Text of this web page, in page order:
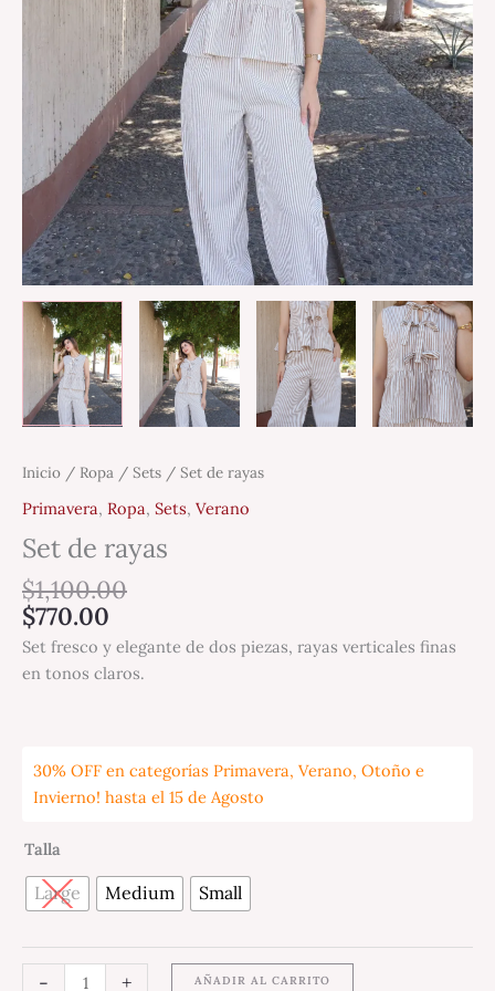
Inicio / Ropa / Sets / Set de rayas
Primavera, Ropa, Sets, Verano
Set de rayas
$1,100.00
$770.00
Set fresco y elegante de dos piezas, rayas verticales finas
en tonos claros.
30% OFF en categorías Primavera, Verano, Otoño e
Invierno! hasta el 15 de Agosto
Talla
Large Medium Small
- + AÑADIR AL CARRITO